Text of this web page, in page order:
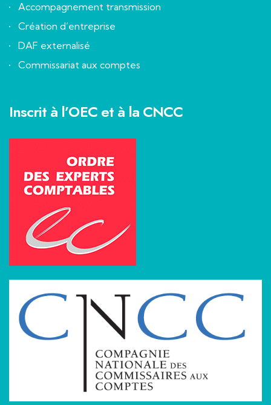
Accompagnement transmission
Création d’entreprise
DAF externalisé
Commissariat aux comptes
Inscrit à l’OEC et à la CNCC